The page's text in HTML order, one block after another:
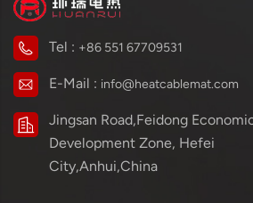
Tel : +86 551 67709531
E-Mail : info@heatcablemat.com
Jingsan Road,Feidong
Development Zone, Hefei
City,Anhui,China